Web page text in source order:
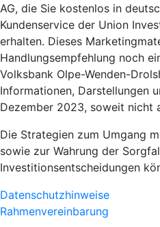
AG, die Sie kostenlos in
Kundenservice der Union
erhalten. Dieses
Handlungsempfehlung noch
Volksbank Olpe-Wenden-
Informationen, Darstellungen
Dezember 2023, soweit nicht
Die Strategien zum Umgang
sowie zur Wahrung der
Investitionsentscheidungen
Datenschutzhinweise
Rahmenvereinbarung